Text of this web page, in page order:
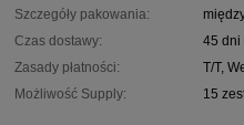
Szczegóły pakowania:
Czas dostawy:
45 dni
Zasady płatności:
T/T,
Możliwość Supply:
15